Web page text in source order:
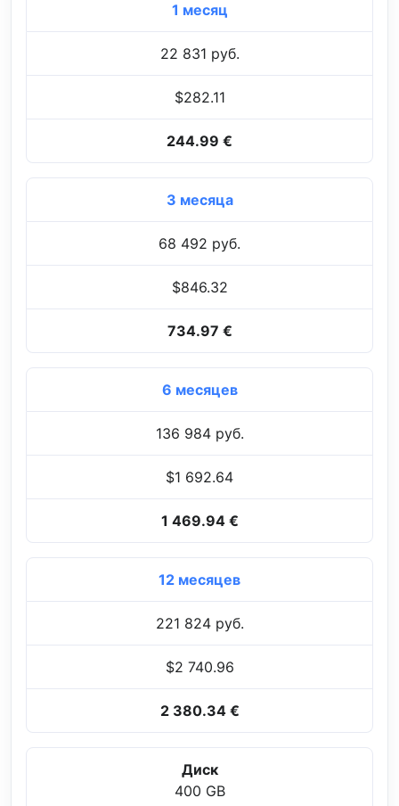
1 месяц
22 831 руб.
$282.11
244.99 €
3 месяца
68 492 руб.
$846.32
734.97 €
6 месяцев
136 984 руб.
$1 692.64
1 469.94 €
12 месяцев
221 824 руб.
$2 740.96
2 380.34 €
Диск
400 GB